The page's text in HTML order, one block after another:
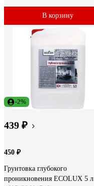
В корзину
-2%
439 ₽
450 ₽
Грунтовка глубокого
проникновения ECOLUX 5 л